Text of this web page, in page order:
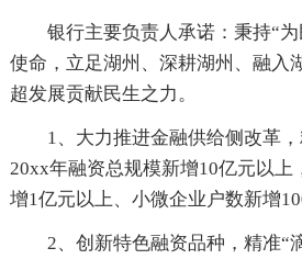
银行主要负责人承诺：秉持“
使命，立足湖州、深耕湖州、融入
超发展贡献民生之力。
1、大力推进金融供给侧改革
20xx年融资总规模新增10亿元以上
增1亿元以上、小微企业户数新增
2、创新特色融资品种，精准“